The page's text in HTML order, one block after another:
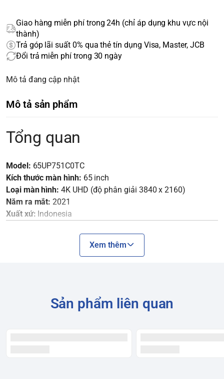
Giao hàng miễn phí trong 24h (chỉ áp dụng khu vực nội
thành)
Trả góp lãi suất 0% qua thẻ tín dụng Visa, Master, JCB
Đổi trả miễn phí trong 30 ngày
Mô tả đang cập nhật
Mô tả sản phẩm
Tổng quan
Model: 65UP751C0TC
Kích thước màn hình: 65 inch
Loại màn hình: 4K UHD (độ phân giải 3840 x 2160)
Năm ra mắt: 2021
Xuất xứ: Indonesia
Kích thước 65 inch phù hợp với các không gian phòng khách
Xem thêm
Sản phẩm liên quan